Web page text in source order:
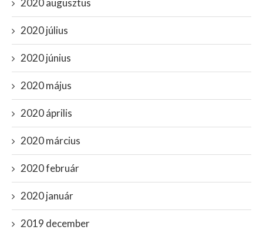
2020 augusztus
2020 július
2020 június
2020 május
2020 április
2020 március
2020 február
2020 január
2019 december